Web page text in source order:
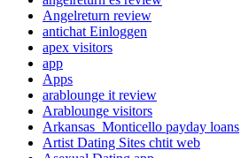
Angelreturn review
antichat Einloggen
apex visitors
app
Apps
arablounge it review
Arablounge visitors
Arkansas_Monticello payday loans
Artist Dating Sites chtit web